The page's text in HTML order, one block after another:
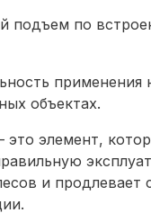
подъем по
применения
объектах.
это элемент,
и продлевает